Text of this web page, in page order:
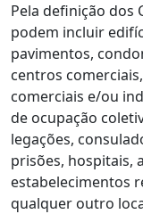
Pela definição dos
podem incluir
pavimentos,
centros
comerciais e/ou
de ocupação
legações,
prisões, hospitais,
estabelecimentos
qualquer outro